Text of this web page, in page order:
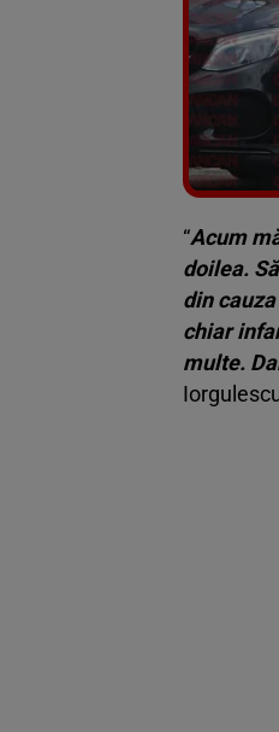
“Acum
doilea.
din
chiar
multe.